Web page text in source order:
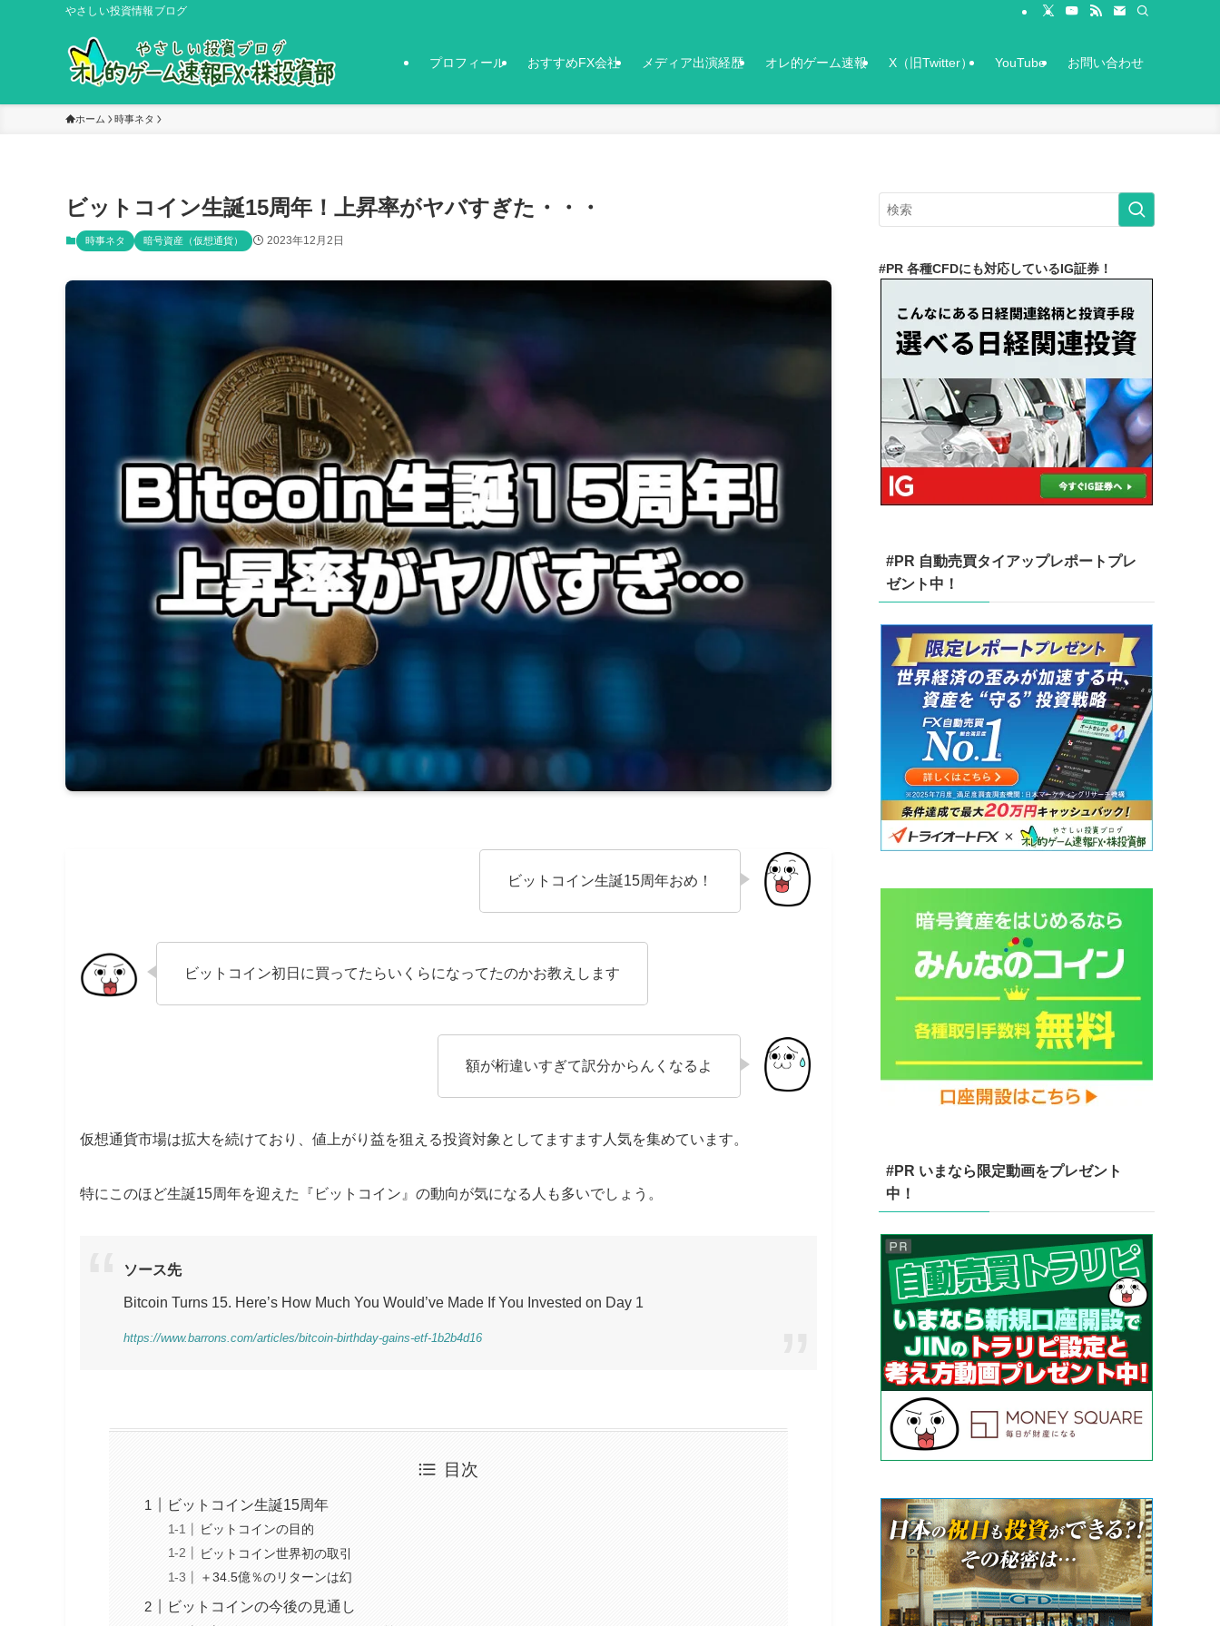
やさしい投資情報ブログ
プロフィール おすすめFX会社 メディア出演経歴 オレ的ゲーム速報 X（旧Twitter） YouTube お問い合わせ
ホーム 時事ネタ
ビットコイン生誕15周年！上昇率がヤバすぎた・・・
時事ネタ 暗号資産（仮想通貨） 2023年12月2日
ビットコイン生誕15周年おめ！
ビットコイン初日に買ってたらいくらになってたのかお教えします
額が桁違いすぎて訳分からんくなるよ
仮想通貨市場は拡大を続けており、値上がり益を狙える投資対象としてますます人気を集めています。
特にこのほど生誕15周年を迎えた『ビットコイン』の動向が気になる人も多いでしょう。
ソース先
Bitcoin Turns 15. Here’s How Much You Would’ve Made If You Invested on Day 1
https://www.barrons.com/articles/bitcoin-birthday-gains-etf-1b2b4d16
目次
ビットコイン生誕15周年
ビットコインの目的
ビットコイン世界初の取引
＋34.5億％のリターンは幻
ビットコインの今後の見通し
#PR 各種CFDにも対応しているIG証券！
#PR 自動売買タイアップレポートプレ
ゼント中！
#PR いまなら限定動画をプレゼント
中！